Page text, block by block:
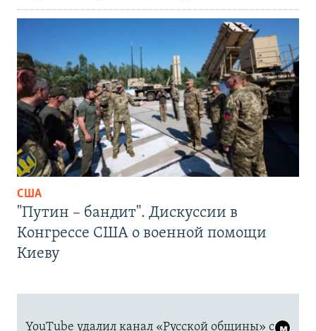
США
"Путин – бандит". Дискуссии в
Конгрессе США о военной помощи
Киеву